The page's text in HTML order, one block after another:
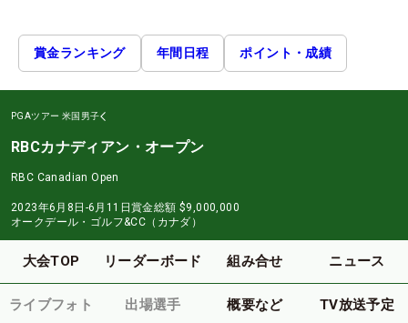
賞金ランキング 年間日程 ポイント・成績
PGAツアー 米国男子
RBCカナディアン・オープン
RBC Canadian Open
2023年6月8日-6月11日賞金総額 $9,000,000
オークデール・ゴルフ&CC（カナダ）
大会TOP リーダーボード 組み合せ ニュース
ライブフォト 出場選手 概要など TV放送予定